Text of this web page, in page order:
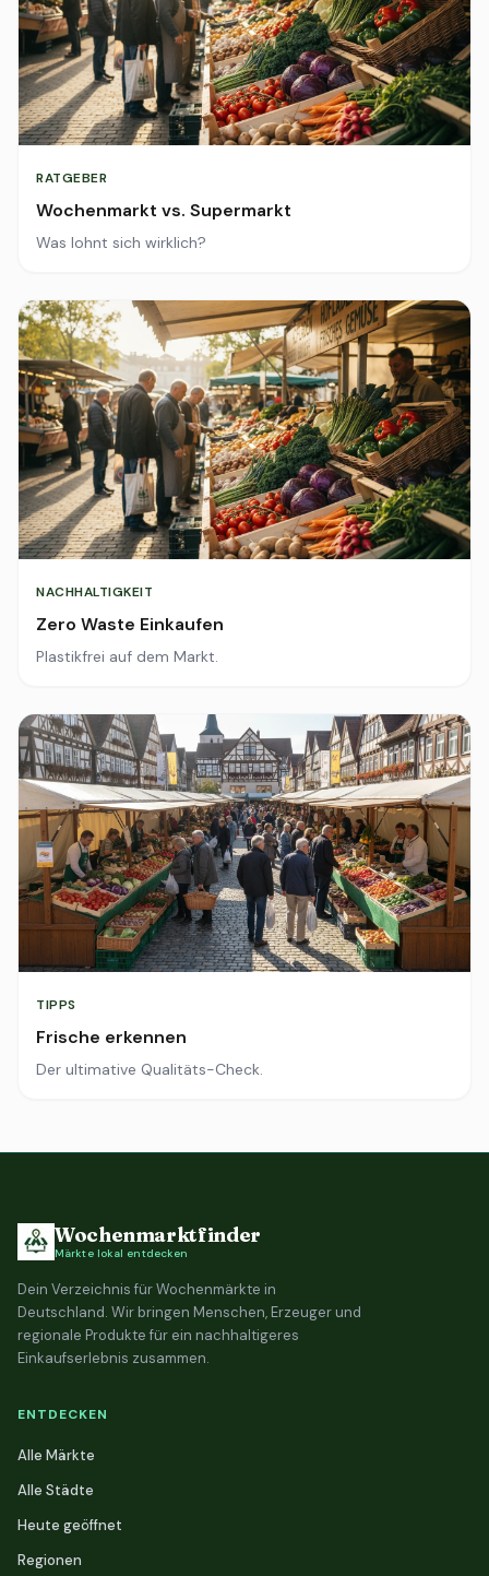
RATGEBER
Wochenmarkt vs. Supermarkt
Was lohnt sich wirklich?
NACHHALTIGKEIT
Zero Waste Einkaufen
Plastikfrei auf dem Markt.
TIPPS
Frische erkennen
Der ultimative Qualitäts-Check.
Wochenmarktfinder
Märkte lokal entdecken
Dein Verzeichnis für Wochenmärkte in
Deutschland. Wir bringen Menschen, Erzeuger und
regionale Produkte für ein nachhaltigeres
Einkaufserlebnis zusammen.
ENTDECKEN
Alle Märkte
Alle Städte
Heute geöffnet
Regionen